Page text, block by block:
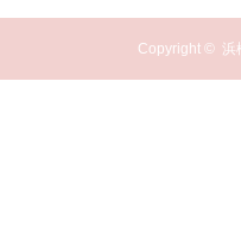
Copyright ©浜